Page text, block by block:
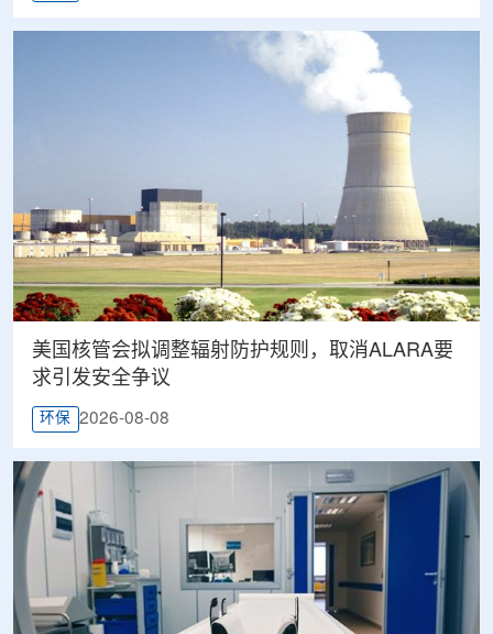
美国核管会拟调整辐射防护规则，取消ALARA要
求引发安全争议
环保 2026-08-08